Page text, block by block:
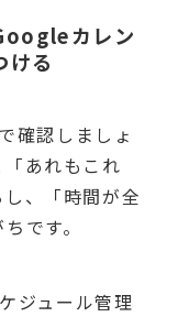
カレン
ける
確認しましょ
あれもこれ
、「時間が全
です。
ジュール管理